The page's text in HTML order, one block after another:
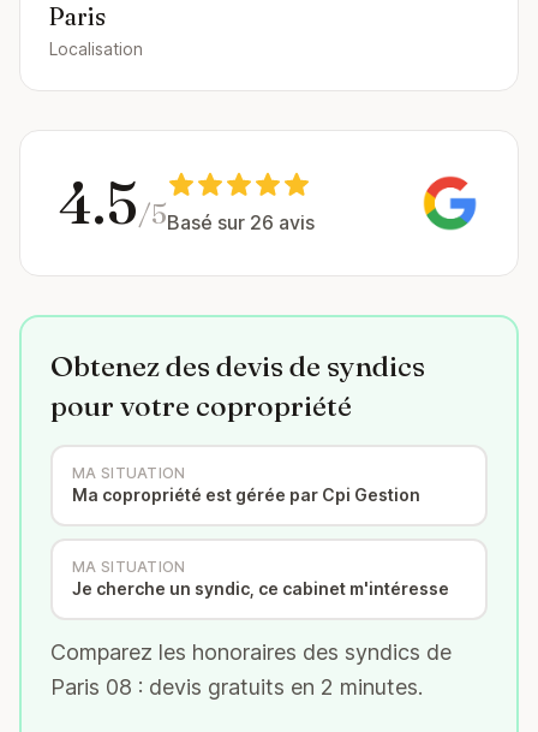
Paris
Localisation
4.5/5Basé sur 26 avis
Obtenez des devis de syndics
pour votre copropriété
MA SITUATION
Ma copropriété est gérée par Cpi Gestion
MA SITUATION
Je cherche un syndic, ce cabinet m'intéresse
Comparez les honoraires des syndics de
Paris 08 : devis gratuits en 2 minutes.